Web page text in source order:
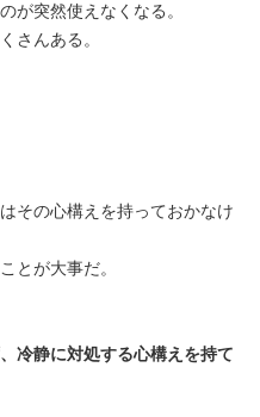
が突然使えなくなる。
さんある。
その心構えを持っておかなけ
とが大事だ。
冷静に対処する心構えを持て